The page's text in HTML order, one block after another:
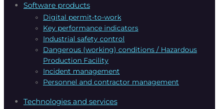
Software products
Digital permit-to-work
Key performance indicators
Industrial safety control
Dangerous (working) conditions / Hazardous
Production Facility
Incident management
Personnel and contractor management
Technologies and services